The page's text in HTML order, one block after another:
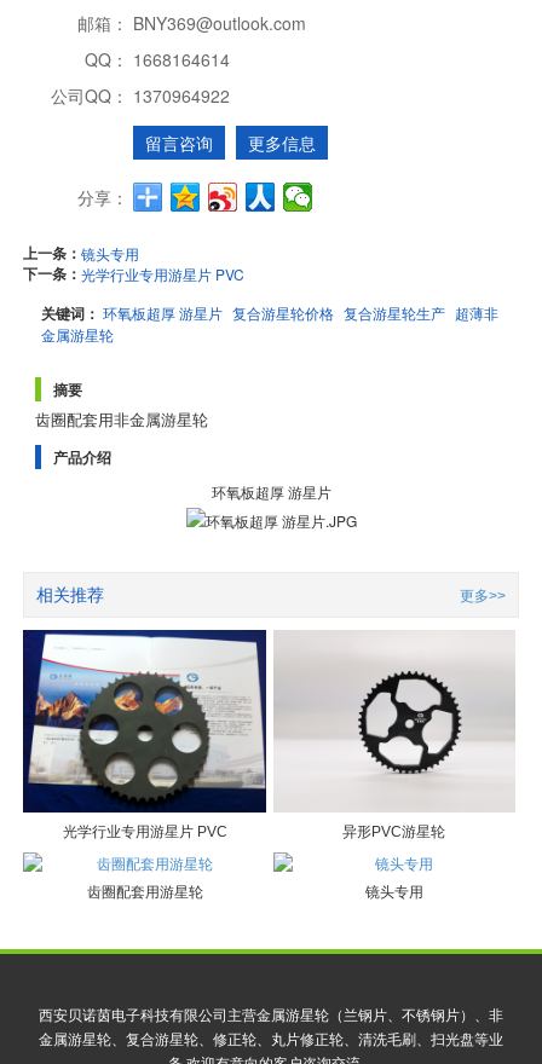
邮箱： BNY369@outlook.com
QQ： 1668164614
公司QQ： 1370964922
留言咨询
更多信息
分享：
上一条：镜头专用
下一条：光学行业专用游星片 PVC
关键词：环氧板超厚 游星片 复合游星轮价格 复合游星轮生产 超薄非
金属游星轮
摘要
齿圈配套用非金属游星轮
产品介绍
环氧板超厚 游星片
相关推荐 更多>>
光学行业专用游星片 PVC 异形PVC游星轮
齿圈配套用游星轮 镜头专用
西安贝诺茵电子科技有限公司主营金属游星轮（兰钢片、不锈钢片）、非
金属游星轮、复合游星轮、修正轮、丸片修正轮、清洗毛刷、扫光盘等业